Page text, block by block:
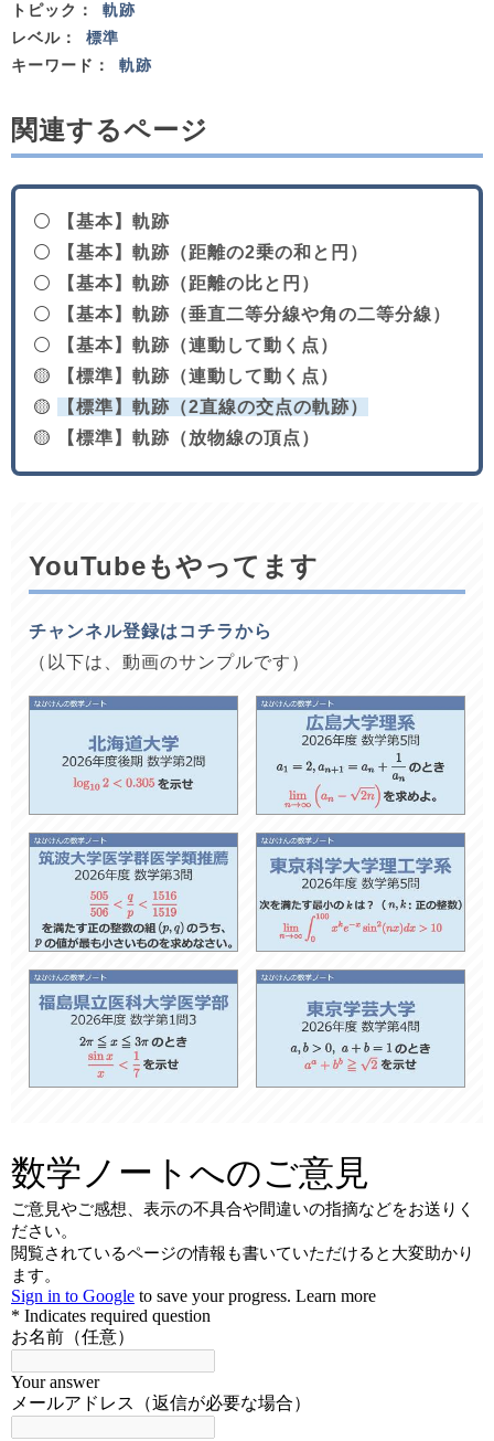
トピック：
軌跡
レベル：
標準
キーワード：
軌跡
関連するページ
⚪
【基本】軌跡
⚪
【基本】軌跡（距離の2乗の和と円）
⚪
【基本】軌跡（距離の比と円）
⚪
【基本】軌跡（垂直二等分線や角の二等分線）
⚪
【基本】軌跡（連動して動く点）
🟡
【標準】軌跡（連動して動く点）
🟡
【標準】軌跡（2直線の交点の軌跡）
🟡
【標準】軌跡（放物線の頂点）
YouTubeもやってます
チャンネル登録はコチラから
（以下は、動画のサンプルです）